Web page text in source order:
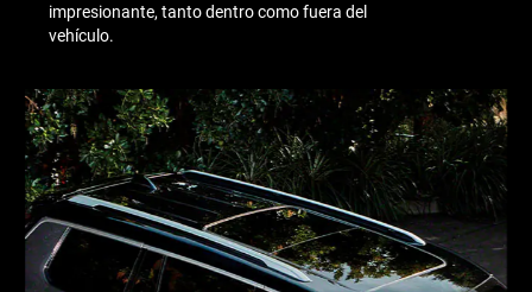
impresionante, tanto dentro como fuera del
vehículo.